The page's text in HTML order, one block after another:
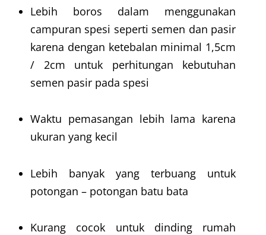
Lebih boros dalam menggunakan
campuran spesi seperti semen dan pasir
karena dengan ketebalan minimal 1,5cm
/ 2cm untuk perhitungan kebutuhan
semen pasir pada spesi
Waktu pemasangan lebih lama karena
ukuran yang kecil
Lebih banyak yang terbuang untuk
potongan – potongan batu bata
Kurang cocok untuk dinding rumah